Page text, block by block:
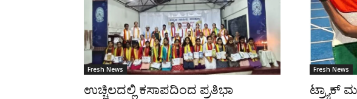
Fresh News
ಉಚ್ಚಿಲದಲ್ಲಿ ಕಸಾಪದಿಂದ ಪ್ರತಿಭಾ
Fresh News
ಟ್ರ್ಯಾಕ್